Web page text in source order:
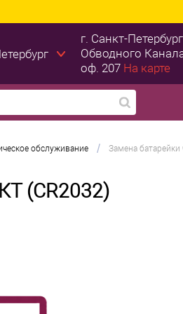
Ваша
г. Санкт-Петербург
Обводного
оф. 207 На карте
обслуживание / Замена
(CR2032)